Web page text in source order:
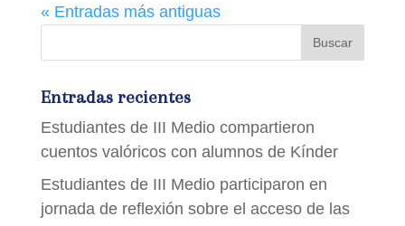
« Entradas más antiguas
Entradas recientes
Estudiantes de III Medio compartieron
cuentos valóricos con alumnos de Kínder
Estudiantes de III Medio participaron en
jornada de reflexión sobre el acceso de las